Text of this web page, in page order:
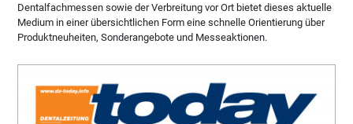
Dentalfachmessen sowie der Verbreitung vor Ort bietet dieses aktuelle
Medium in einer übersichtlichen Form eine schnelle Orientierung über
Produktneuheiten, Sonderangebote und Messeaktionen.